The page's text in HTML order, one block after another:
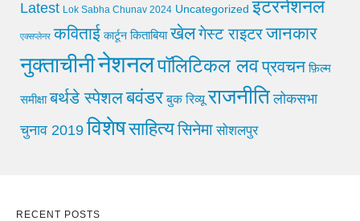
Latest Lok Sabha Chunav 2024 Uncategorized इंटरनेशनल
एक्सप्लेनर कविताई कार्टून किताबिया खेलगेस्ट राइटरजानकार
नुक्ताचीनीनेशनलपॉलिटिकल लवप्रवचन फ़िल्म
समीक्षा बर्थडे स्पेशलबवंडर बुक रिव्यू राजनीति लोकसभा
चुनाव 2019 विशेषसाहित्यसिनेमा सोशलपुर
RECENT POSTS